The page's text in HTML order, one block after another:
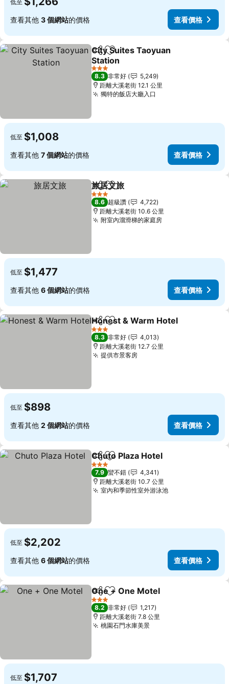
低至
查看其他 3 個網站的價格 查看價格
分享 加入我的最愛
City Suites Taoyuan
Station
查看價格
3 星級
8.3 非常好
5,249
距離大溪老街 12.1 公里
獨特的飯店大廳入口
低至 $1,008
查看其他 7 個網站的價格 查看價格
分享 加入我的最愛
旅居文旅
3 星級
8.6 超級讚
4,722
距離大溪老街 10.6 公里
附室內溜滑梯的家庭房查看價格
低至 $1,477
查看其他 6 個網站的價格 查看價格
分享 加入我的最愛
Honest & Warm Hotel
3 星級
8.3 非常好
4,013
距離大溪老街 12.7 公里
提供市景客房查看價格
低至 $898
查看其他 2 個網站的價格 查看價格
分享 加入我的最愛
Chuto Plaza Hotel
3 星級
7.9 蠻不錯
4,341
距離大溪老街 10.7 公里
室內和季節性室外游泳池查看價格
低至 $2,202
查看其他 6 個網站的價格 查看價格
分享 加入我的最愛
One + One Motel
3 星級
8.2 非常好
1,217
距離大溪老街 7.8 公里
桃園石門水庫美景查看價格
低至 $1,707